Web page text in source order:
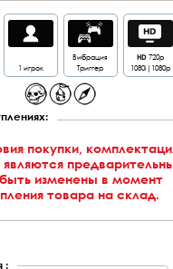
1 игрок
Вибрация
Триггер
HD720p
1080i|1080p
покупки,
изменены в момент
товара на склад.
: